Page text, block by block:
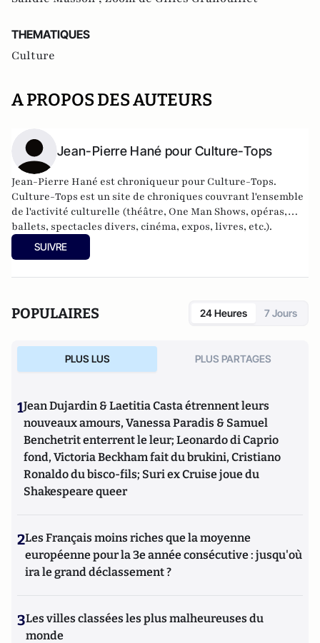
THEMATIQUES
Culture
A PROPOS DES AUTEURS
Jean-Pierre Hané pour Culture-Tops
Jean-Pierre Hané est chroniqueur pour Culture-Tops.
Culture-Tops est un site de chroniques couvrant l'ensemble
de l'activité culturelle (théâtre, One Man Shows, opéras,
ballets, spectacles divers, cinéma, expos, livres, etc.).
SUIVRE
POPULAIRES 24 Heures 7 Jours
PLUS LUS PLUS PARTAGES
1Jean Dujardin & Laetitia Casta étrennent leurs
nouveaux amours, Vanessa Paradis & Samuel
Benchetrit enterrent le leur; Leonardo di Caprio
fond, Victoria Beckham fait du brukini, Cristiano
Ronaldo du bisco-fils; Suri ex Cruise joue du
Shakespeare queer
2Les Français moins riches que la moyenne
européenne pour la 3e année consécutive : jusqu'où
ira le grand déclassement ?
3Les villes classées les plus malheureuses du
monde